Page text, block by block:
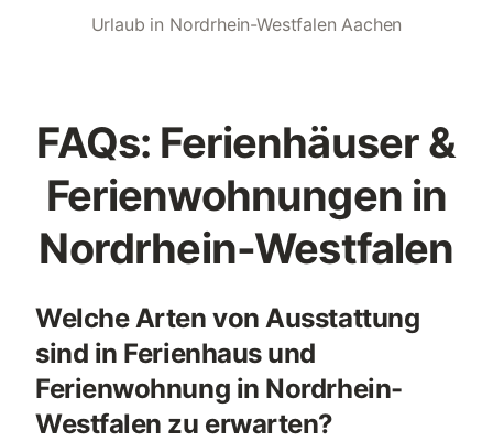
Urlaub in Nordrhein-Westfalen Aachen
FAQs: Ferienhäuser &
Ferienwohnungen in
Nordrhein-Westfalen
Welche Arten von Ausstattung
sind in Ferienhaus und
Ferienwohnung in Nordrhein-
Westfalen zu erwarten?